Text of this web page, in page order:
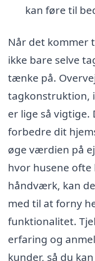
kan føre til
Når det kommer
ikke bare selve
tænke på.
tagkonstruktion,
er lige så vigtige.
forbedre dit
øge værdien på
hvor husene
håndværk, kan
med til at forny
funktionalitet.
erfaring og
kunder, så du